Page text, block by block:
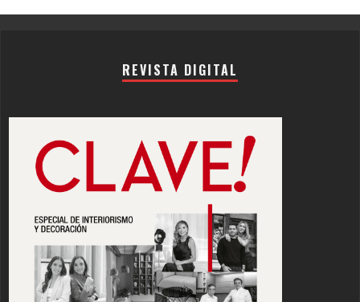
REVISTA DIGITAL